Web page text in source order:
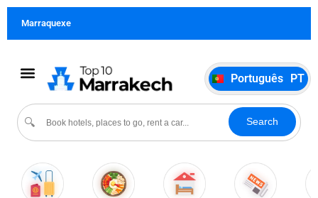
Marraquexe
🔍 Search
Português PT
German DE
Italiano IT
Español
ES